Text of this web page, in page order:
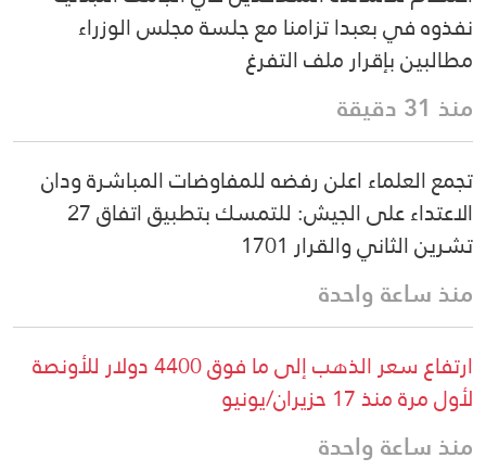
نفذوه في بعبدا تزامنا مع جلسة مجلس الوزراء
مطالبين بإقرار ملف التفرغ
منذ 31 دقيقة
تجمع العلماء اعلن رفضه للمفاوضات المباشرة ودان
الاعتداء على الجيش: للتمسك بتطبيق اتفاق 27
تشرين الثاني والقرار 1701
منذ ساعة واحدة
ارتفاع سعر الذهب إلى ما فوق 4400 دولار للأونصة
لأول مرة منذ 17 حزيران/يونيو
منذ ساعة واحدة